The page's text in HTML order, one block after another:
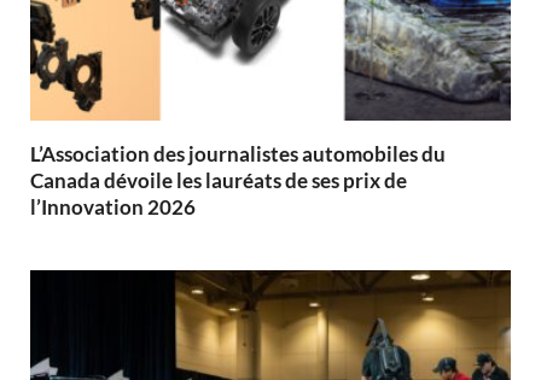
L’Association des journalistes automobiles du
Canada dévoile les lauréats de ses prix de
l’Innovation 2026